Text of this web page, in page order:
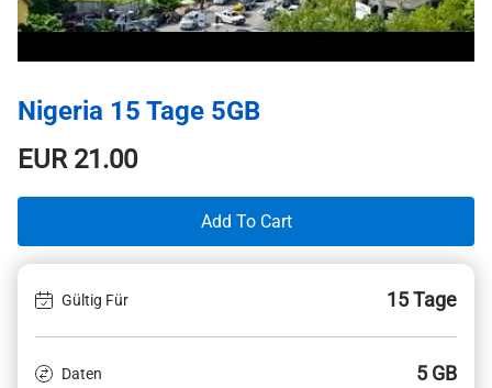
Nigeria 15 Tage 5GB
EUR21.00
Add To Cart
Gültig Für 15 Tage
Daten 5 GB